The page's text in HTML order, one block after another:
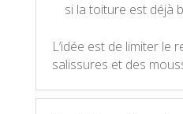
si la toiture est déjà
L’idée est de limiter le
salissures et des